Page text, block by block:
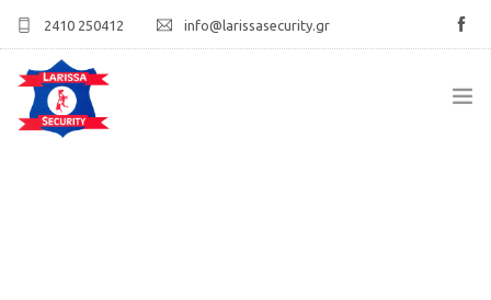
2410 250412 info@larissasecurity.gr